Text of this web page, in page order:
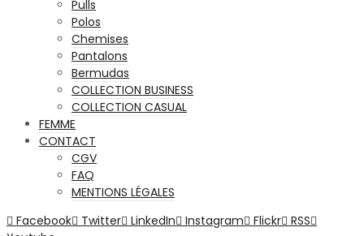
Pulls
Polos
Chemises
Pantalons
Bermudas
COLLECTION BUSINESS
COLLECTION CASUAL
FEMME
CONTACT
CGV
FAQ
MENTIONS LÉGALES
Facebook
Twitter LinkedIn Instagram Flickr RSS